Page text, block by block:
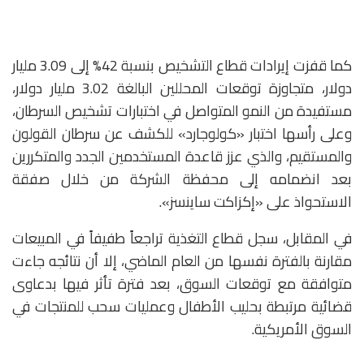
كما قفزت إيرادات قطاع التشخيص بنسبة 42% إلى 3.09 مليار
دولار، متجاوزة توقعات المحللين البالغة 3.02 مليار دولار،
مستفيدة من النمو المتواصل في اختبارات تشخيص السرطان،
وعلى رأسها اختبار «كولوجارد» للكشف عن سرطان القولون
والمستقيم، والذي عزز قاعدة المستخدمين الجدد والمتكررين
بعد انضمامه إلى محفظة الشركة من خلال صفقة
الاستحواذ على «إكزاكت ساينسز».
في المقابل، سجل قطاع التغذية تراجعاً طفيفاً في المبيعات
مقارنة بالفترة نفسها من العام الماضي، إلا أن نتائجه جاءت
متوافقة مع توقعات السوق، بعد فترة تأثر فيها بدعاوى
قضائية مرتبطة بحليب الأطفال وعمليات سحب للمنتجات في
السوق الأمريكية.